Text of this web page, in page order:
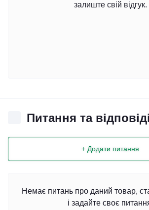
залиште свій відгук.
Питання та відповіді
+ Додати питання
Немає питань про даний товар,
і задайте своє